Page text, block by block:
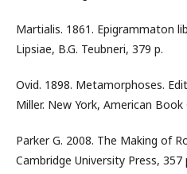
Martialis. 1861. Epigrammaton
Lipsiae, B.G. Teubneri, 379 p.
Ovid. 1898. Metamorphoses.
Miller. New York, American Book
Parker G. 2008. The Making of
Cambridge University Press, 357